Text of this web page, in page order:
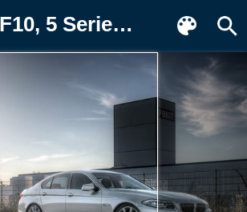
5 Series, 520d Фото